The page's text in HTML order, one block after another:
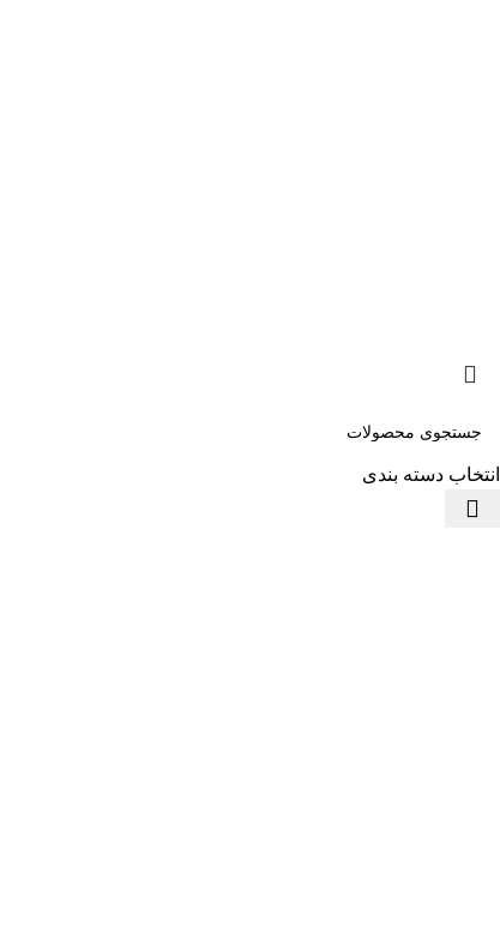
انتخاب دسته بندی